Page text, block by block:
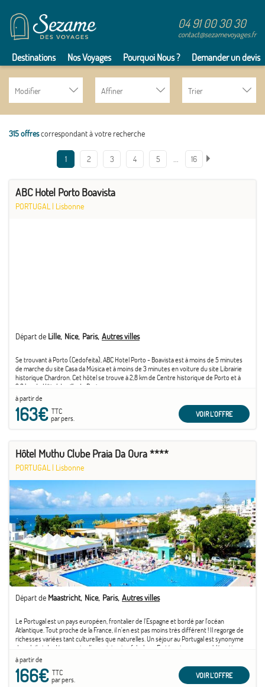
04 91 00 30 30
contact@sezamevoyages.fr
Destinations Nos Voyages Pourquoi Nous ? Demander un devis
Modifier Affiner Trier
315 offrescorrespondant à votre recherche
1 2 3 4 5 … 16
ABC Hotel Porto Boavista
PORTUGAL | Lisbonne
Départ de Lille Nice Paris Autres villes
Se trouvant à Porto (Cedofeita), ABC Hotel Porto - Boavista est à moins de 5 minutes
de marche du site Casa da Música et à moins de 3 minutes en voiture du site Librairie
historique Chardron. Cet hôtel se trouve à 2,8 km de Centre historique de Porto et à
3,3 km de Hôtel de ville de Porto.
à partir de
163€TTC
par pers.
VOIR L'OFFRE
Hôtel Muthu Clube Praia Da Oura ****
PORTUGAL | Lisbonne
Départ de Maastricht Nice Paris Autres villes
Le Portugal est un pays européen, frontalier de l'Espagne et bordé par l'océan
Atlantique. Tout proche de la France, il n'en est pas moins très différent ! Il regorge de
richesses variées tant culturelles que naturelles. Un séjour au Portugal est synonyme
de soleil et de découverte d'un patrimoine fabuleux. En témoigne son emblématique
capitale ...
à partir de
166€TTC
par pers.
VOIR L'OFFRE